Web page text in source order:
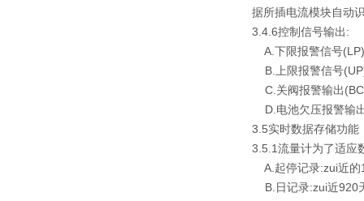
据所插电流模块自动
3.4.6控制信号输出:
A.下限报警信号
B.上限报警信号
C.关阀报警输出(BC
D.电池欠压报警输
3.5实时数据存储功能
3.5.1流量计为了适应
A.起停记录:zui近的
B.日记录:zui近920